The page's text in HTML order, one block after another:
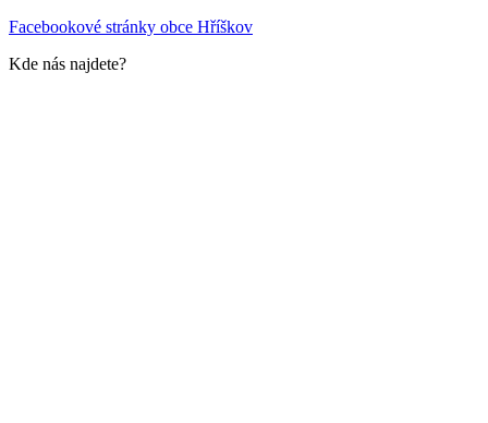
Facebookové stránky obce Hříškov
Kde nás najdete?